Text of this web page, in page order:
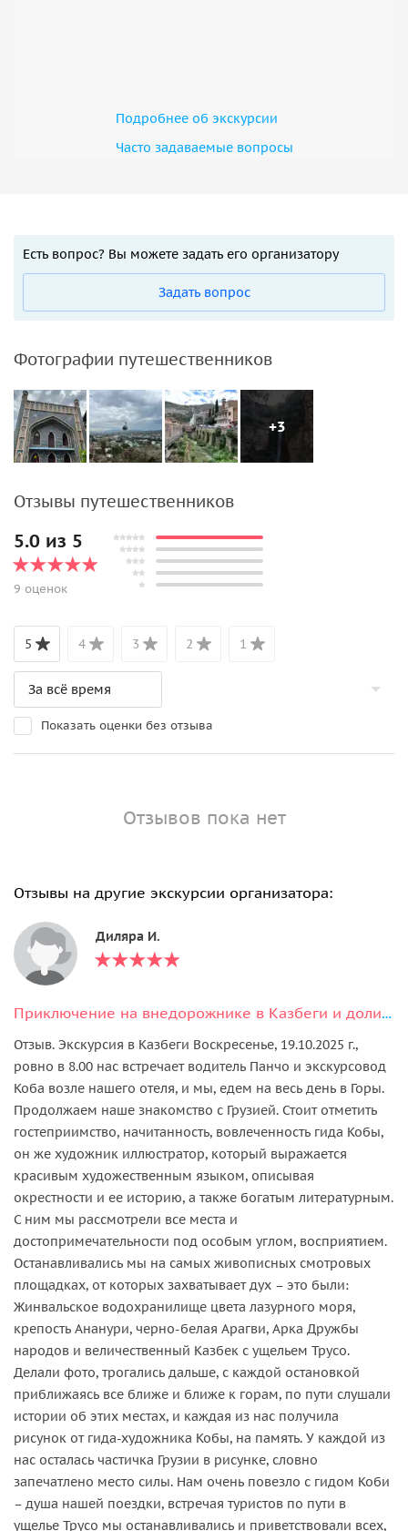
Подробнее об экскурсии
Часто задаваемые вопросы
Есть вопрос? Вы можете задать его организатору
Задать вопрос
Фотографии путешественников
+3
Отзывы путешественников
5.0 из 5
9 оценок
5 4 3 2 1
Показать оценки без отзыва
Отзывов пока нет
Отзывы на другие экскурсии организатора:
Диляра И.
Приключение на внедорожнике в Казбеги и долине Трусо
Отзыв. Экскурсия в Казбеги Воскресенье, 19.10.2025 г.,
ровно в 8.00 нас встречает водитель Панчо и экскурсовод
Коба возле нашего отеля, и мы, едем на весь день в Горы.
Продолжаем наше знакомство с Грузией. Стоит отметить
гостеприимство, начитанность, вовлеченность гида Кобы,
он же художник иллюстратор, который выражается
красивым художественным языком, описывая
окрестности и ее историю, а также богатым литературным.
С ним мы рассмотрели все места и
достопримечательности под особым углом, восприятием.
Останавливались мы на самых живописных смотровых
площадках, от которых захватывает дух – это были:
Жинвальское водохранилище цвета лазурного моря,
крепость Ананури, черно-белая Арагви, Арка Дружбы
народов и величественный Казбек с ущельем Трусо.
Делали фото, трогались дальше, с каждой остановкой
приближаясь все ближе и ближе к горам, по пути слушали
истории об этих местах, и каждая из нас получила
рисунок от гида-художника Кобы, на память. У каждой из
нас осталась частичка Грузии в рисунке, словно
запечатлено место силы. Нам очень повезло с гидом Коби
– душа нашей поездки, встречая туристов по пути в
ущелье Трусо мы останавливались и приветствовали всех,